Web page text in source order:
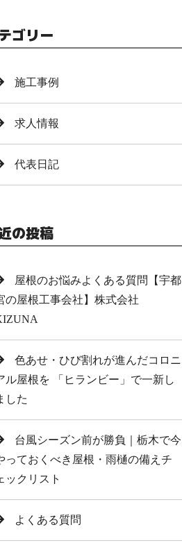
ゴリー
施工事例
求人情報
代表日記
の投稿
屋根のお悩みよくある質問【宇都
の屋根工事会社】株式会社
色あせ・ひび割れが進んだコロニ
ル屋根を 「ヒランビー」で一新し
した
台風シーズン前が勝負｜栃木で今
っておくべき屋根・雨樋の備えチ
ックリスト
よくある質問